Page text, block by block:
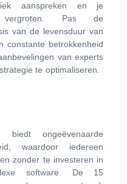
aanspreken en je
vergroten. Pas de
van de levensduur van
constante betrokkenheid
van experts
te optimaliseren.
biedt ongeëvenaarde
waardoor iedereen
zonder te investeren in
software. De 15